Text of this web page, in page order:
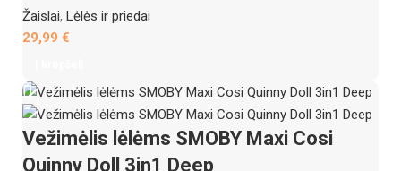
Žaislai, Lėlės ir priedai
29,99 €
Vežimėlis lėlėms SMOBY Maxi Cosi
Quinny Doll 3in1 Deep